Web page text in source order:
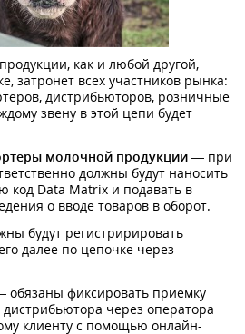
как и любой другой,
затронет всех участников рынка:
дистрибьюторов, розничные
звену в этой цепи будет
молочной продукции — при
должны будут наносить
код Data Matrix и подавать в
о вводе товаров в оборот.
будут регистририровать
далее по цепочке через
обязаны фиксировать приемку
через оператора
клиенту с помощью онлайн-